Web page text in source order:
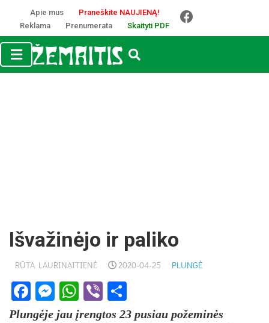
Apie mus
Praneškite NAUJIENĄ!
Reklama
Prenumerata Skaityti PDF
Išvažinėjo ir paliko
RŪTA LAURINAITIENĖ 2020-04-25 PLUNGĖ
Facebook
Messenger
WhatsApp
Viber
Plungėje jau įrengtos 23 pusiau požeminės